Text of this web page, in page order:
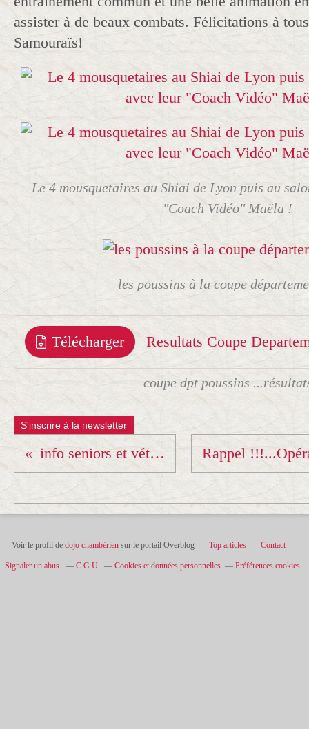
assister à de beaux combats. Félicitations à
Samouraïs!
Le 4 mousquetaires au Shiai de Lyon puis au
"Coach Vidéo" Maëla !
les poussins à la coupe
Télécharger
coupe dpt poussins
S'inscrire à la newsletter
info seniors et vétérans ...
Voir le profil de dojo chambériensur le portail Overblog Top articles Contact
Signaler un abus C.G.U. Cookies et données personnelles Préférences cookies